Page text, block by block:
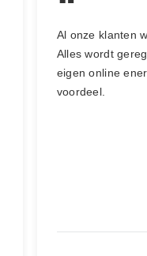
Al onze klanten
Alles wordt
eigen online
voordeel.